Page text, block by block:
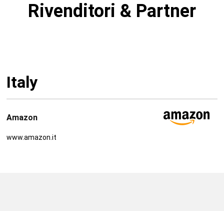
Rivenditori & Partner
Italy
Amazon
www.amazon.it